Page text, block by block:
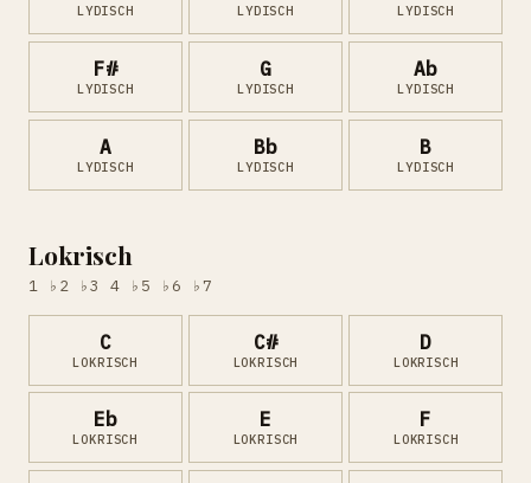
LYDISCH LYDISCH LYDISCH
F#
LYDISCH
G
LYDISCH
Ab
LYDISCH
A
LYDISCH
Bb
LYDISCH
B
LYDISCH
Lokrisch
1 ♭2 ♭3 4 ♭5 ♭6 ♭7
C
LOKRISCH
C#
LOKRISCH
D
LOKRISCH
Eb
LOKRISCH
E
LOKRISCH
F
LOKRISCH